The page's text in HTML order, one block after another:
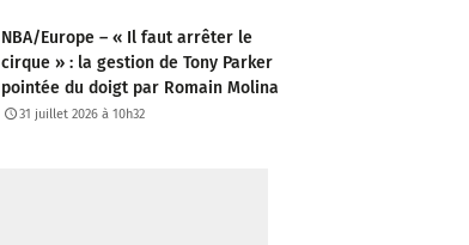
NBA/Europe – « Il faut arrêter le
cirque » : la gestion de Tony Parker
pointée du doigt par Romain Molina
31 juillet 2026 à 10h32